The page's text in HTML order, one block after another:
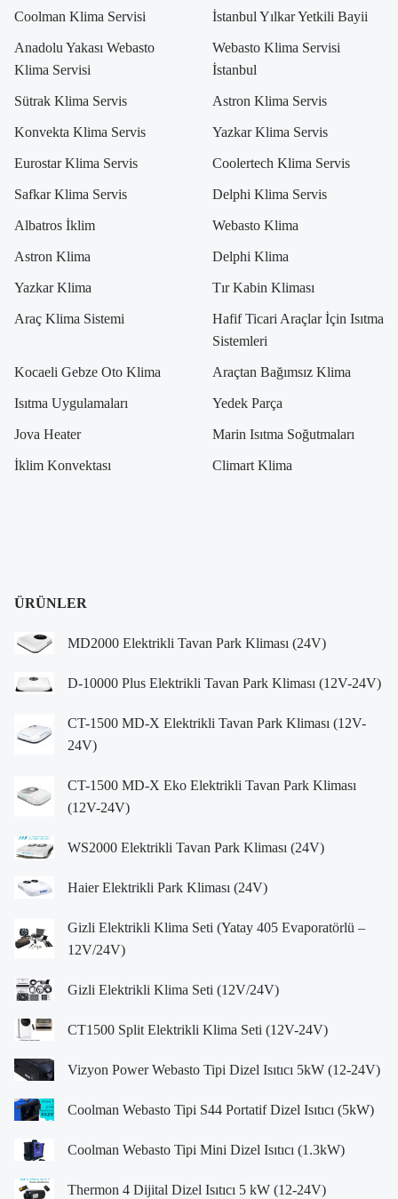
Coolman Klima Servisi İstanbul Yılkar Yetkili Bayii
Anadolu Yakası Webasto
Klima Servisi
Webasto Klima Servisi
İstanbul
Sütrak Klima Servis Astron Klima Servis
Konvekta Klima Servis Yazkar Klima Servis
Eurostar Klima Servis Coolertech Klima Servis
Safkar Klima Servis Delphi Klima Servis
Albatros İklim Webasto Klima
Astron Klima Delphi Klima
Yazkar Klima Tır Kabin Kliması
Araç Klima Sistemi
Hafif Ticari Araçlar İçin Isıtma
Sistemleri
Kocaeli Gebze Oto Klima Araçtan Bağımsız Klima
Isıtma Uygulamaları Yedek Parça
Jova Heater Marin Isıtma Soğutmaları
İklim Konvektası Climart Klima
ÜRÜNLER
MD2000 Elektrikli Tavan Park Kliması (24V)
D-10000 Plus Elektrikli Tavan Park Kliması (12V-24V)
CT-1500 MD-X Elektrikli Tavan Park Kliması (12V-
24V)
CT-1500 MD-X Eko Elektrikli Tavan Park Kliması
(12V-24V)
WS2000 Elektrikli Tavan Park Kliması (24V)
Haier Elektrikli Park Kliması (24V)
Gizli Elektrikli Klima Seti (Yatay 405 Evaporatörlü –
12V/24V)
Gizli Elektrikli Klima Seti (12V/24V)
CT1500 Split Elektrikli Klima Seti (12V-24V)
Vizyon Power Webasto Tipi Dizel Isıtıcı 5kW (12-24V)
Coolman Webasto Tipi S44 Portatif Dizel Isıtıcı (5kW)
Coolman Webasto Tipi Mini Dizel Isıtıcı (1.3kW)
Thermon 4 Dijital Dizel Isıtıcı 5 kW (12-24V)